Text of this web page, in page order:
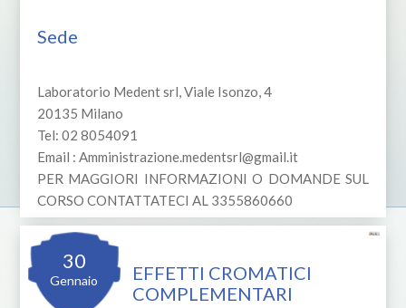
Sede
Laboratorio Medent srl, Viale Isonzo, 4
20135 Milano
Tel: 02 8054091
Email : Amministrazione.medentsrl@gmail.it
PER MAGGIORI INFORMAZIONI O DOMANDE SUL
CORSO CONTATTATECI AL 3355860660
30
Gennaio
EFFETTI CROMATICI
COMPLEMENTARI